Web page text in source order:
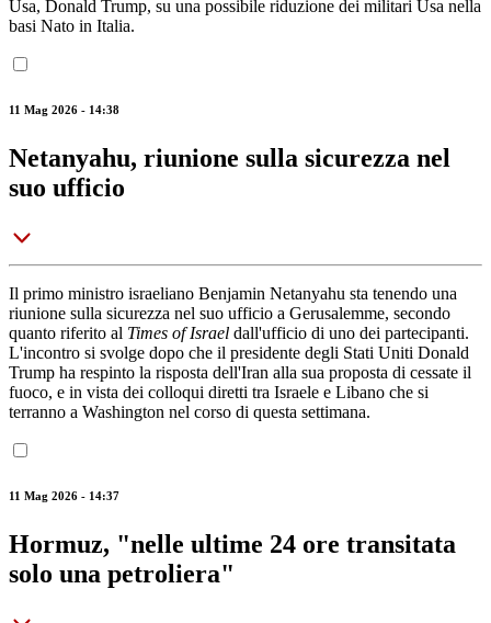
Usa, Donald Trump, su una possibile riduzione dei militari Usa nella
basi Nato in Italia.
11 Mag 2026 - 14:38
Netanyahu, riunione sulla sicurezza nel
suo ufficio
Il primo ministro israeliano Benjamin Netanyahu sta tenendo una
riunione sulla sicurezza nel suo ufficio a Gerusalemme, secondo
quanto riferito al Times of Israel dall'ufficio di uno dei partecipanti.
L'incontro si svolge dopo che il presidente degli Stati Uniti Donald
Trump ha respinto la risposta dell'Iran alla sua proposta di cessate il
fuoco, e in vista dei colloqui diretti tra Israele e Libano che si
terranno a Washington nel corso di questa settimana.
11 Mag 2026 - 14:37
Hormuz, "nelle ultime 24 ore transitata
solo una petroliera"